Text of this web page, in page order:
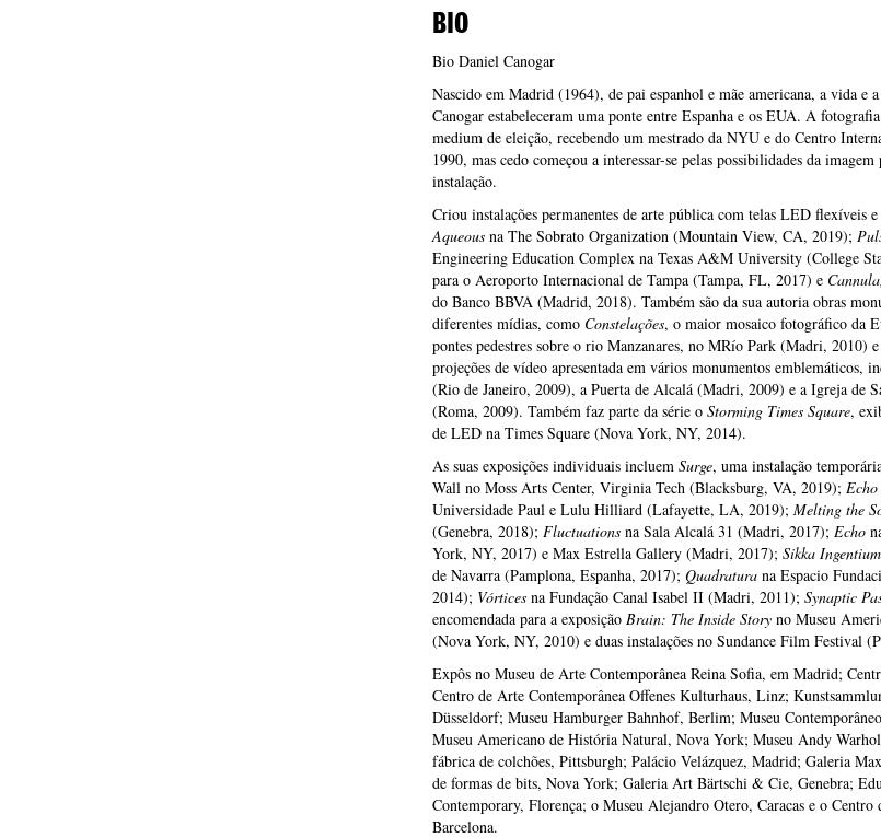
BIO
Bio Daniel Canogar
Nascido em Madrid (1964), de pai espanhol e mãe americana, a vida e
Canogar estabeleceram uma ponte entre Espanha e os EUA. A
medium de eleição, recebendo um mestrado da NYU e do Centro
1990, mas cedo começou a interessar-se pelas possibilidades da
instalação.
Criou instalações permanentes de arte pública com telas LED flexíveis
Aqueousna The Sobrato Organization (Mountain View, CA, 2019);
Engineering Education Complex na Texas A&M University (College
para o Aeroporto Internacional de Tampa (Tampa, FL, 2017) e
do Banco BBVA (Madrid, 2018). Também são da sua autoria obras
diferentes mídias, como Constelações, o maior mosaico fotográfico da
pontes pedestres sobre o rio Manzanares, no MRío Park (Madri, 2010)
projeções de vídeo apresentada em vários monumentos emblemáticos,
(Rio de Janeiro, 2009), a Puerta de Alcalá (Madri, 2009) e a Igreja de
(Roma, 2009). Também faz parte da série oStorming Times Square,
de LED na Times Square (Nova York, NY, 2014).
As suas exposições individuais incluem Surge, uma instalação
Wall no Moss Arts Center, Virginia Tech (Blacksburg, VA, 2019); Echo
Universidade Paul e Lulu Hilliard (Lafayette, LA, 2019); Melting the
(Genebra, 2018); Fluctuationsna Sala Alcalá 31 (Madri, 2017); Echo
York, NY, 2017) e Max Estrella Gallery (Madri, 2017); Sikka Ingentium
de Navarra (Pamplona, ​​Espanha, 2017); Quadraturana Espacio
2014); Vórticesna Fundação Canal Isabel II (Madri, 2011); Synaptic
encomendada para a exposição Brain: The Inside Storyno Museu
(Nova York, NY, 2010) e duas instalações no Sundance Film Festival
Expôs no Museu de Arte Contemporânea Reina Sofia, em Madrid;
Centro de Arte Contemporânea Offenes Kulturhaus, Linz;
Düsseldorf; Museu Hamburger Bahnhof, Berlim; Museu
Museu Americano de História Natural, Nova York; Museu Andy
fábrica de colchões, Pittsburgh; Palácio Velázquez, Madrid; Galeria
de formas de bits, Nova York; Galeria Art Bärtschi & Cie, Genebra;
Contemporary, Florença; o Museu Alejandro Otero, Caracas e o Centro
Barcelona.